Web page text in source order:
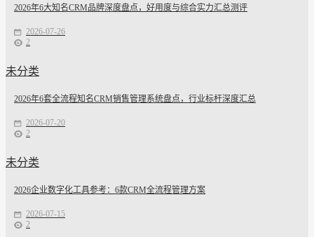
2026年6大知名CRM品牌深度盘点，好用度与综合实力汇总测评
2026-07-26
2
未分类
2026年6套全流程知名CRM销售管理系统盘点，行业标杆深度汇总
2026-07-20
2
未分类
2026企业数字化工具参考：6款CRM全流程管理方案
2026-07-15
2